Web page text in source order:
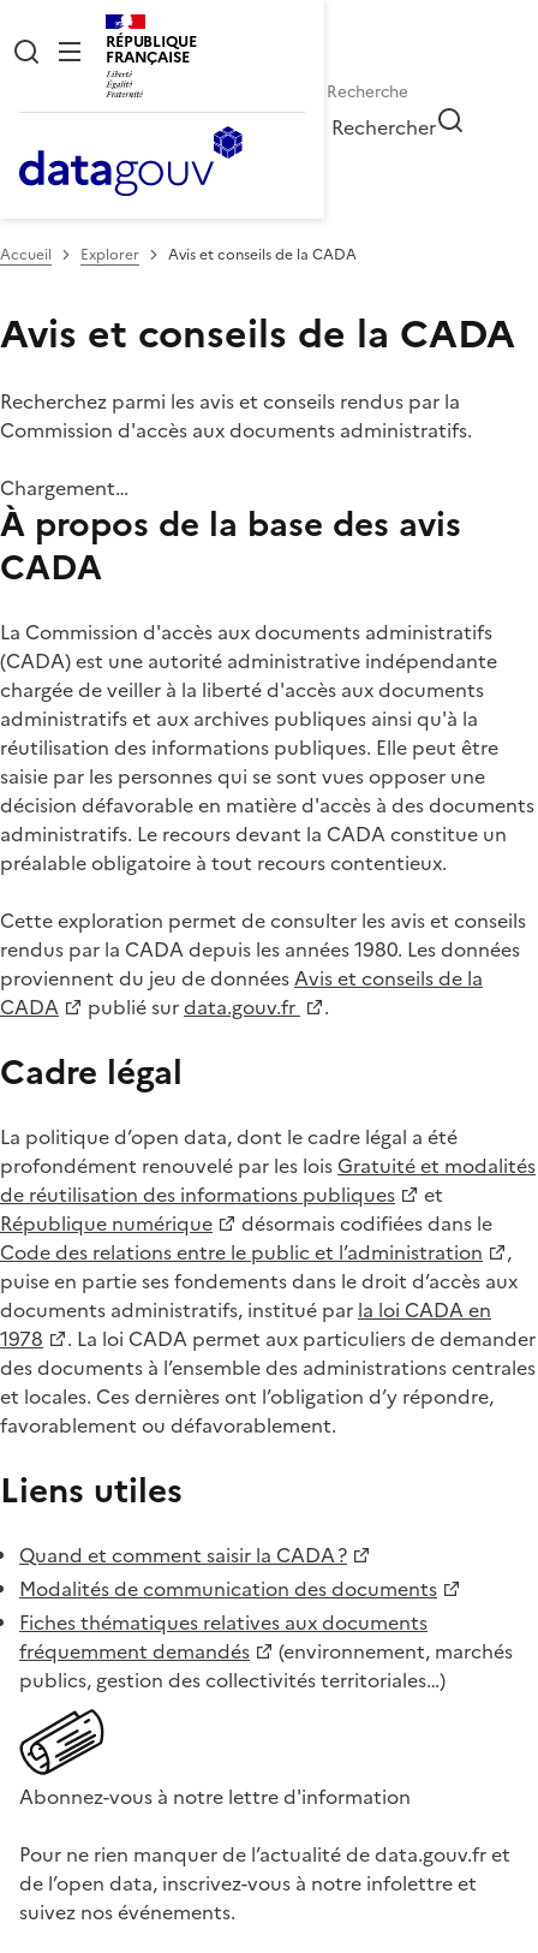
RÉPUBLIQUE
FRANÇAISE
Rechercher
Accueil Explorer Avis et conseils de la CADA
Avis et conseils de la CADA
Recherchez parmi les avis et conseils rendus par la
Commission d'accès aux documents administratifs.
Chargement…
À propos de la base des avis
CADA
La Commission d'accès aux documents administratifs
(CADA) est une autorité administrative indépendante
chargée de veiller à la liberté d'accès aux documents
administratifs et aux archives publiques ainsi qu'à la
réutilisation des informations publiques. Elle peut être
saisie par les personnes qui se sont vues opposer une
décision défavorable en matière d'accès à des documents
administratifs. Le recours devant la CADA constitue un
préalable obligatoire à tout recours contentieux.
Cette exploration permet de consulter les avis et conseils
rendus par la CADA depuis les années 1980. Les données
proviennent du jeu de donnéesAvis et conseils de la
CADA
publié surdata.gouv.fr .
Cadre légal
La politique d’open data, dont le cadre légal a été
profondément renouvelé par les loisGratuité et modalités
de réutilisation des informations publiques
et
République numérique
désormais codifiées dans le
Code des relations entre le public et l’administration
,
puise en partie ses fondements dans le droit d’accès aux
documents administratifs, institué par la loi CADA en
1978
. La loi CADA permet aux particuliers de demander
des documents à l’ensemble des administrations centrales
et locales. Ces dernières ont l’obligation d’y répondre,
favorablement ou défavorablement.
Liens utiles
Quand et comment saisir la CADA ?
Modalités de communication des documents
Fiches thématiques relatives aux documents
fréquemment demandés
(environnement, marchés
publics, gestion des collectivités territoriales…)
Abonnez-vous à notre lettre d'information
Pour ne rien manquer de l’actualité de data.gouv.fr et
de l’open data, inscrivez-vous à notre infolettre et
suivez nos événements.